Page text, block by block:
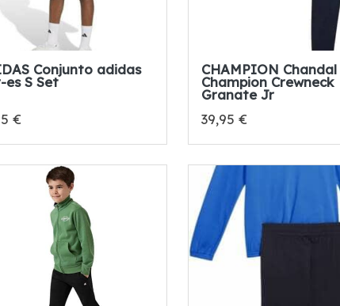
Conjunto adidas
es S Set
€
CHAMPION Chandal
Champion Crewneck
Granate Jr
39,95 €